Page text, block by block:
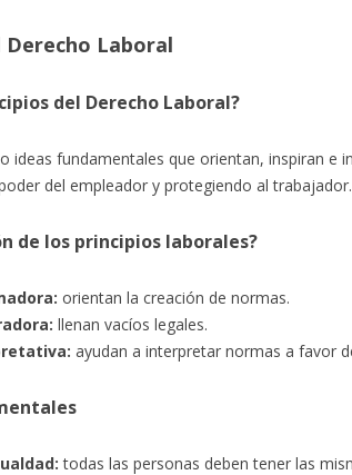
Derecho Laboral
del Derecho Laboral?
ideas fundamentales que orientan, inspiran e
del empleador y protegiendo al trabajador.
de los principios laborales?
orientan la creación de normas.
llenan vacíos legales.
ayudan a interpretar normas a favor
todas las personas deben tener las